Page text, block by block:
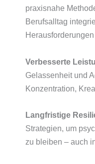
praxisnahe
Berufsalltag
Verbesserte
Gelassenheit und
Konzentration,
Langfristige
Strategien, um
zu bleiben – auch